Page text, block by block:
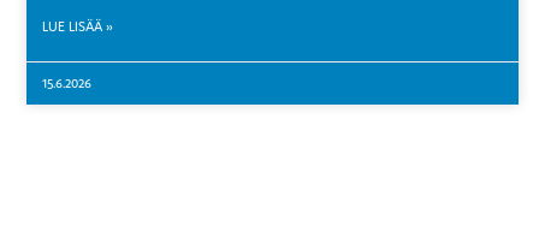
LUE LISÄÄ »
15.6.2026